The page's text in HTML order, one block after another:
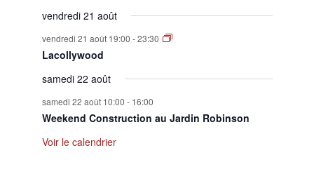
vendredi 21 août
vendredi 21 août 19:00 -23:30
Lacollywood
samedi 22 août
samedi 22 août 10:00 - 16:00
Weekend Construction au Jardin Robinson
Voir le calendrier